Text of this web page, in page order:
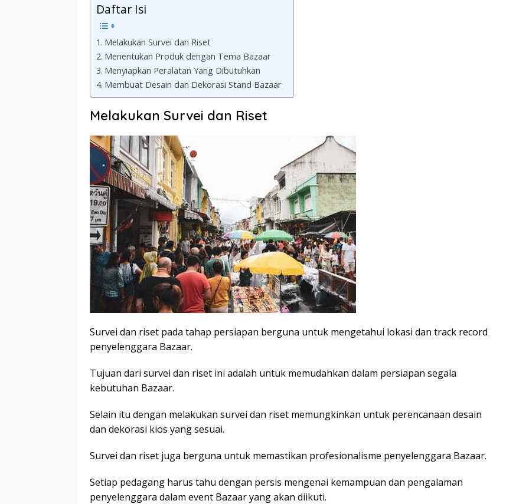
Daftar Isi
Melakukan Survei dan Riset
Menentukan Produk dengan Tema Bazaar
Menyiapkan Peralatan Yang Dibutuhkan
Membuat Desain dan Dekorasi Stand Bazaar
Melakukan Survei dan Riset
Survei dan riset pada tahap persiapan berguna untuk mengetahui lokasi dan track record
penyelenggara Bazaar.
Tujuan dari survei dan riset ini adalah untuk memudahkan dalam persiapan segala
kebutuhan Bazaar.
Selain itu dengan melakukan survei dan riset memungkinkan untuk perencanaan desain
dan dekorasi kios yang sesuai.
Survei dan riset juga berguna untuk memastikan profesionalisme penyelenggara Bazaar.
Setiap pedagang harus tahu dengan persis mengenai kemampuan dan pengalaman
penyelenggara dalam event Bazaar yang akan diikuti.